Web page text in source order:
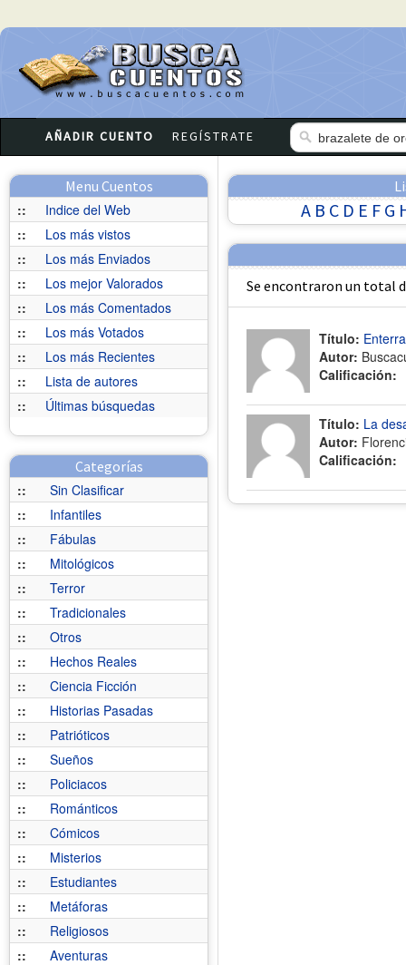
AÑADIR CUENTO REGÍSTRATE
Menu Cuentos
::
Indice del Web
::
Los más vistos
::
Los más Enviados
::
Los mejor Valorados
::
Los más Comentados
::
Los más Votados
::
Los más Recientes
::
Lista de autores
::
Últimas búsquedas
Categorías
::
Sin Clasificar
::
Infantiles
::
Fábulas
::
Mitológicos
::
Terror
::
Tradicionales
::
Otros
::
Hechos Reales
::
Ciencia Ficción
::
Historias Pasadas
::
Patrióticos
::
Sueños
::
Policiacos
::
Románticos
::
Cómicos
::
Misterios
::
Estudiantes
::
Metáforas
::
Religiosos
::
Aventuras
A B C D E F G
Se encontraron un total
Título:
Autor:
Calificación:
Título: La
Autor:
Calificación: